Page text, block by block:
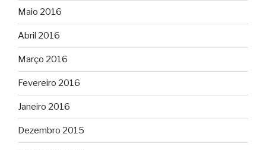
Maio 2016
Abril 2016
Março 2016
Fevereiro 2016
Janeiro 2016
Dezembro 2015